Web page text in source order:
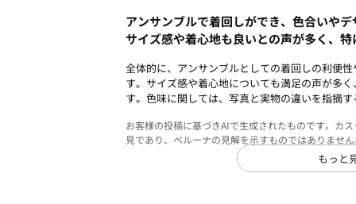
アンサンブルで着回しができ、色合いや
サイズ感や着心地も良いとの声が多く、
全体的に、アンサンブルとしての着回しの利便
す。サイズ感や着心地についても満足の声が多
す。色味に関しては、写真と実物の違いを指摘
お客様の投稿に基づきAIで生成されたものです。カ
見であり、ベルーナの見解を示すものではありませ
もっと